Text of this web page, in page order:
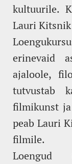
kultuurile.
Lauri
erinevaid
ajaloole,
tutvustab
filmikunst
peab Lauri
filmile.
Loengud